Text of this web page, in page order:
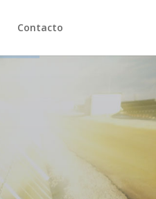
Contacto